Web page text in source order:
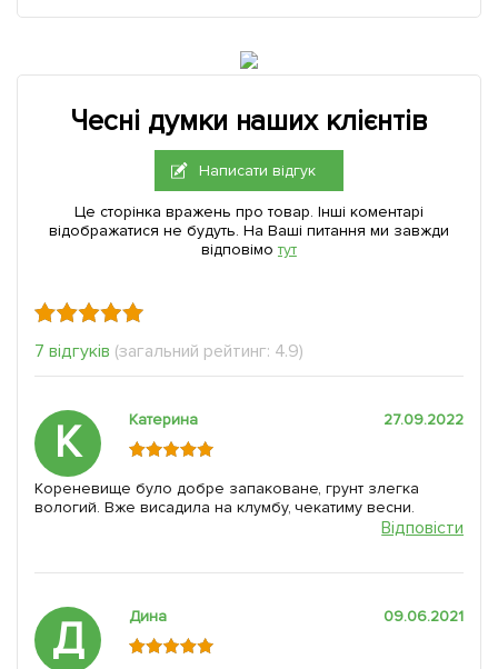
Чесні думки наших клієнтів
Написати відгук
Це сторінка вражень про товар. Інші коментарі
відображатися не будуть. На Ваші питання ми завжди
відповімо тут
7 відгуків (загальний рейтинг: 4.9)
К Катерина 27.09.2022
Кореневище було добре запаковане, грунт злегка
вологий. Вже висадила на клумбу, чекатиму весни.
Відповісти
Д Дина 09.06.2021